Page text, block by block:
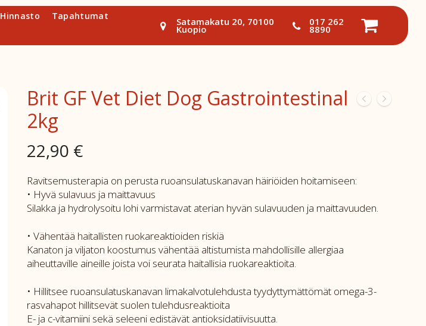
Hinnasto
Tapahtumat
Satamakatu 20, 70100
Kuopio
017 262
8890
Brit GF Vet Diet Dog Gastrointestinal
2kg
22,90 €
Ravitsemusterapia on perusta ruoansulatuskanavan häiriöiden hoitamiseen:
• Hyvä sulavuus ja maittavuus
Silakka ja hydrolysoitu lohi varmistavat aterian hyvän sulavuuden ja maittavuuden.
• Vähentää haitallisten ruokareaktioiden riskiä
Kanaton ja viljaton koostumus vähentää altistumista mahdollisille allergiaa
aiheuttaville aineille joista voi seurata haitallisia ruokareaktioita.
• Hillitsee ruoansulatuskanavan limakalvotulehdusta tyydyttymättömät omega-3-
rasvahapot hillitsevät suolen tulehdusreaktioita
E- ja c-vitamiini sekä seleeni edistävät antioksidatiivisuutta.